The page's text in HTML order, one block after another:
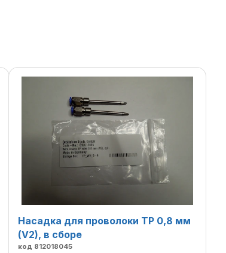
Насадка для проволоки TP 0,8 мм
(V2), в сборе
код 812018045